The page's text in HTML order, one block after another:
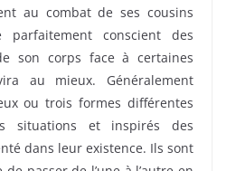
au combat de ses cousins
conscient des
son corps face à certaines
au mieux. Généralement
ou trois formes différentes
situations et inspirés des
dans leur existence. Ils sont